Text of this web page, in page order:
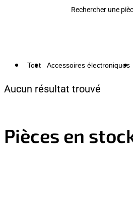
Rechercher une
Tout Accessoires électroniques
Aucun résultat trouvé
Pièces en